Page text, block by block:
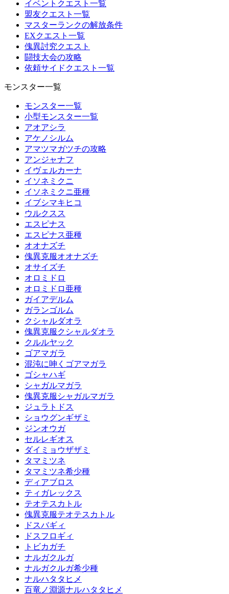
イベントクエスト一覧
盟友クエスト一覧
マスターランクの解放条件
EXクエスト一覧
傀異討究クエスト
闘技大会の攻略
依頼サイドクエスト一覧
モンスター一覧
モンスター一覧
小型モンスター一覧
アオアシラ
アケノシルム
アマツマガツチの攻略
アンジャナフ
イヴェルカーナ
イソネミクニ
イソネミクニ亜種
イブシマキヒコ
ウルクスス
エスピナス
エスピナス亜種
オオナズチ
傀異克服オオナズチ
オサイズチ
オロミドロ
オロミドロ亜種
ガイアデルム
ガランゴルム
クシャルダオラ
傀異克服クシャルダオラ
クルルヤック
ゴアマガラ
混沌に呻くゴアマガラ
ゴシャハギ
シャガルマガラ
傀異克服シャガルマガラ
ジュラトドス
ショウグンギザミ
ジンオウガ
セルレギオス
ダイミョウザザミ
タマミツネ
タマミツネ希少種
ディアブロス
ティガレックス
テオテスカトル
傀異克服テオテスカトル
ドスバギィ
ドスフロギィ
トビカガチ
ナルガクルガ
ナルガクルガ希少種
ナルハタタヒメ
百竜ノ淵源ナルハタタヒメ